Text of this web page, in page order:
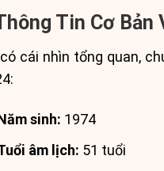
Tin Cơ
cái nhìn tổng quan,
sinh: 1974
âm lịch: 51 tuổi